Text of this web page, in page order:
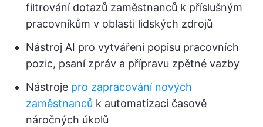
filtrování dotazů zaměstnanců k příslušným
pracovníkům v oblasti lidských zdrojů
Nástroj AI pro vytváření popisu pracovních
pozic, psaní zpráv a přípravu zpětné vazby
Nástroje pro zapracování nových
zaměstnanců k automatizaci časově
náročných úkolů